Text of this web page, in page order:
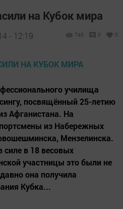
на Кубок мира
- 12:19 740 0 0
училища
посвящённый 25-летию
Афганистана. На
из Набережных
Мензелинска.
силе в 18 весовых
участницы это были не
она получила
Кубка...